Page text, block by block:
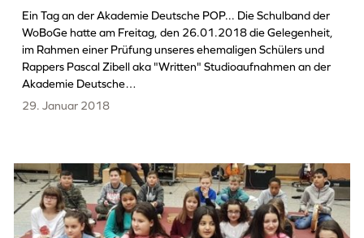
Ein Tag an der Akademie Deutsche POP... Die Schulband der
WoBoGe hatte am Freitag, den 26.01.2018 die Gelegenheit,
im Rahmen einer Prüfung unseres ehemaligen Schülers und
Rappers Pascal Zibell aka "Written" Studioaufnahmen an der
Akademie Deutsche…
29. Januar 2018